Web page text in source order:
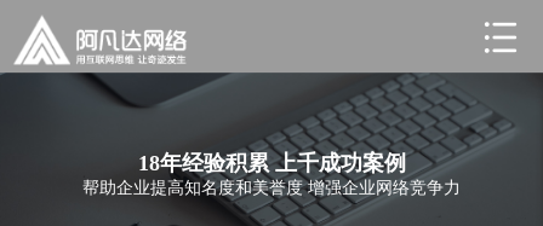
18年经验积累 上千成功案例
帮助企业提高知名度和美誉度 增强企业网络竞争力